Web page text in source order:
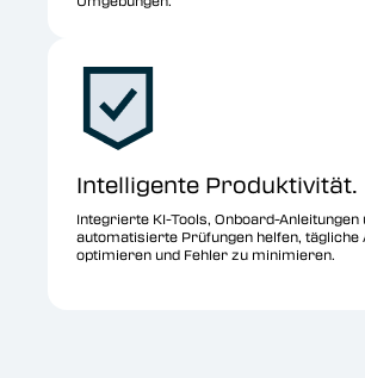
Intelligente Produktivität.
Integrierte KI-Tools, Onboard-Anleitungen
automatisierte Prüfungen helfen, tägliche
optimieren und Fehler zu minimieren.